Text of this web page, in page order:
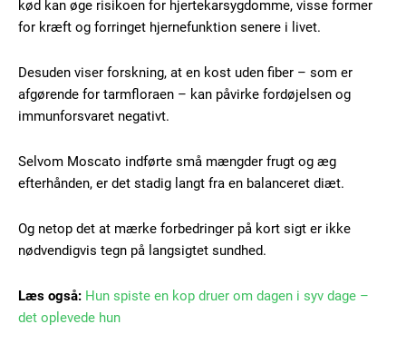
Gratis
Etiam est nibh, lobortis sit
Ut mollis pellentesque tortor
Nullam eu erat condimentum
Orci varius natoque dolor
kød kan øge risikoen for hjertekarsygdomme, visse former
for kræft og forringet hjernefunktion senere i livet.
Desuden viser forskning, at en kost uden fiber – som er
afgørende for tarmfloraen – kan påvirke fordøjelsen og
immunforsvaret negativt.
Selvom Moscato indførte små mængder frugt og æg
efterhånden, er det stadig langt fra en balanceret diæt.
Og netop det at mærke forbedringer på kort sigt er ikke
nødvendigvis tegn på langsigtet sundhed.
Læs også: Hun spiste en kop druer om dagen i syv dage –
det oplevede hun